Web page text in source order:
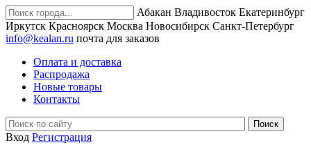
Абакан Владивосток Екатеринбург
Иркутск Красноярск Москва Новосибирск Санкт-Петербург
info@kealan.ru почта для заказов
Оплата и доставка
Распродажа
Новые товары
Контакты
Вход Регистрация